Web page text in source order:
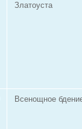
Златоуста
Всенощное